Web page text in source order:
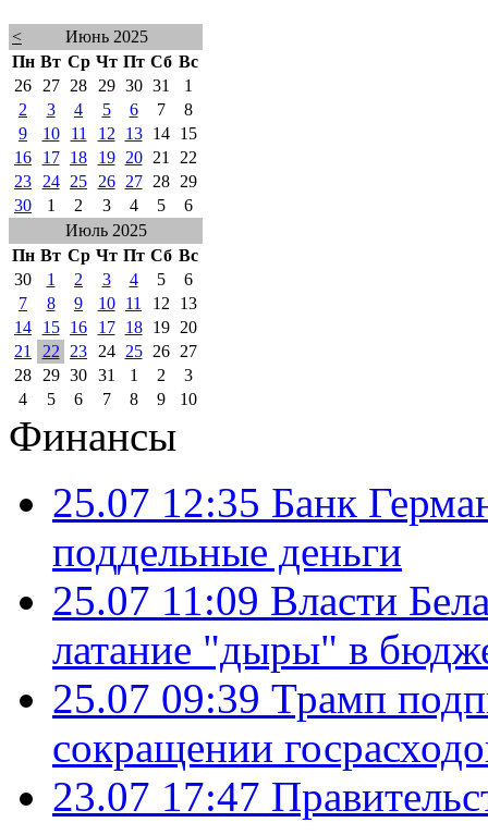
<
Июнь 2025
Пн Вт Ср Чт Пт Сб Вс
26
27 28 29 30 31
1
2
3 4 5 6 7
8
9
10 11 12 13 14
15
16
17 18 19 20 21
22
23
24 25 26 27 28
29
30
1 2 3 4 5
6
Июль 2025
Пн Вт Ср Чт Пт Сб Вс
30
1 2 3 4 5
6
7
8 9 10 11 12
13
14
15 16 17 18 19
20
21
22 23 24 25 26
27
28
29 30 31 1 2
3
4
5 6 7 8 9 10
Финансы
25.07 12:35 Банк
поддельные деньги
25.07 11:09 Власти
латание "дыры" в
25.07 09:39 Трамп
сокращении
23.07 17:47